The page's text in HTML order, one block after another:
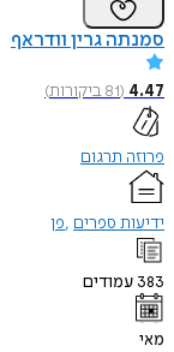
גרין וודראף
81ביקורות)
תרגום
ספרים פן